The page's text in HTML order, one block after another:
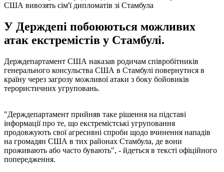
США вивозять сім'ї дипломатів зі Стамбула
У Держдепі побоюються можливих
атак екстремістів у Стамбулі.
Держдепартамент США наказав родичам співробітників
генерального консульства США в Стамбулі повернутися в
країну через загрозу можливої атаки з боку бойовиків
терористичних угруповань.
"Держдепартамент прийняв таке рішення на підставі
інформації про те, що екстремістські угруповання
продовжують свої агресивні спроби щодо вчинення нападів
на громадян США в тих районах Стамбула, де вони
проживають або часто бувають", - йдеться в тексті офіційного
попередження.